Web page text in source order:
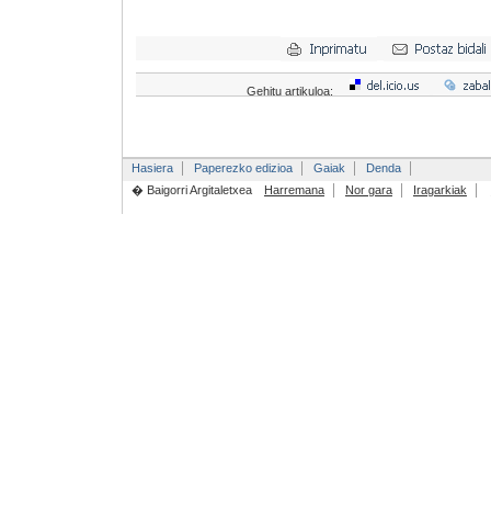
Gehitu artikuloa:
Hasiera Paperezko edizioa Gaiak
Denda
� Baigorri Argitaletxea
Harremana Nor gara Iragarkiak